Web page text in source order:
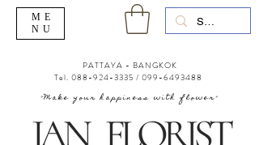
"Make your happiness with flower"
PATTAYA - BANGKOK
Tel. 088-924-3335 / 099-6493488
ME
NU